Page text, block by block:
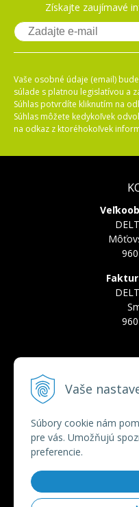
Vaše
Súbory cookie nám
pre vás. Umožňujú
preferencie.
Získajte zaujímavé
Vaše osobné údaje (email)
súlade s platnou legislatívou a
Súhlas potvrdíte kliknutím na
Súhlas môžete kedykoľvek
na odkaz z ktoréhokoľvek
Tel.:
E-mail: